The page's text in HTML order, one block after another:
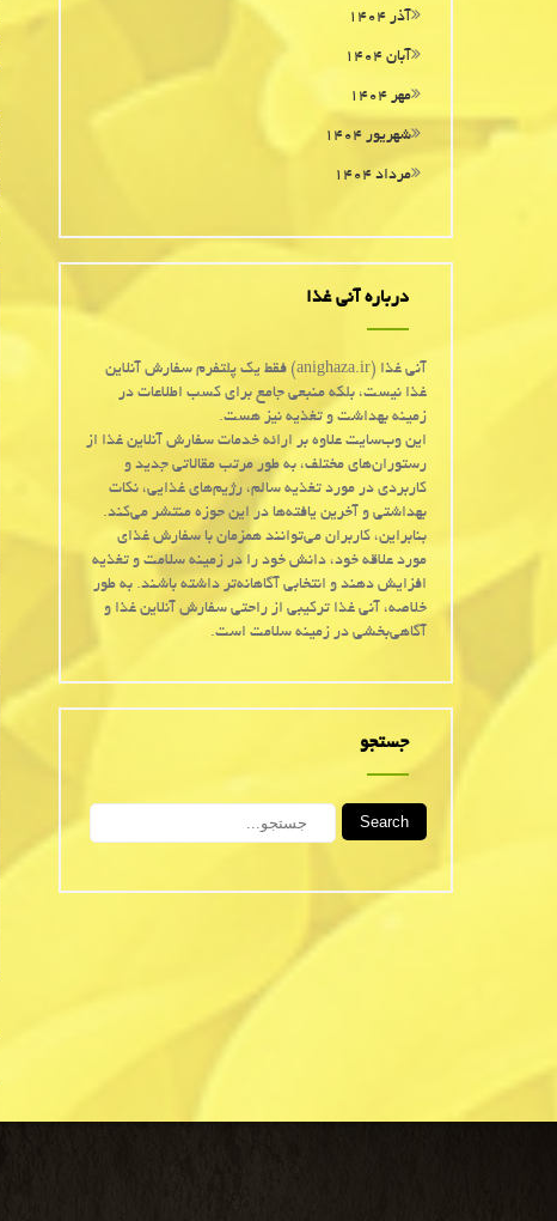
آذر ۱۴۰۴
آبان ۱۴۰۴
مهر ۱۴۰۴
شهریور ۱۴۰۴
مرداد ۱۴۰۴
درباره آنی غذا
آنی غذا (anighaza.ir) فقط یک پلتفرم سفارش آنلاین
غذا نیست، بلکه منبعی جامع برای کسب اطلاعات در
زمینه بهداشت و تغذیه نیز هست.
این وب‌سایت علاوه بر ارائه خدمات سفارش آنلاین غذا از
رستوران‌های مختلف، به طور مرتب مقالاتی جدید و
کاربردی در مورد تغذیه سالم، رژیم‌های غذایی، نکات
بهداشتی و آخرین یافته‌ها در این حوزه منتشر می‌کند.
بنابراین، کاربران می‌توانند همزمان با سفارش غذای
مورد علاقه خود، دانش خود را در زمینه سلامت و تغذیه
افزایش دهند و انتخابی آگاهانه‌تر داشته باشند. به طور
خلاصه، آنی غذا ترکیبی از راحتی سفارش آنلاین غذا و
آگاهی‌بخشی در زمینه سلامت است.
جستجو
Search